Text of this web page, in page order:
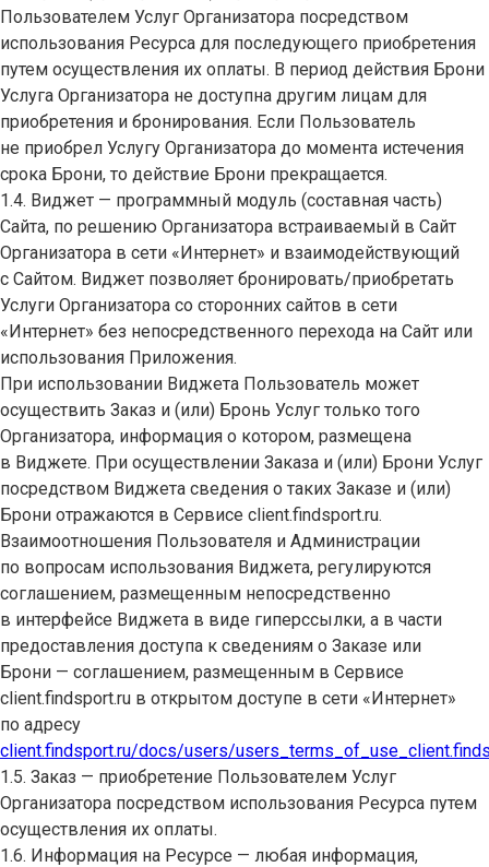
Пользователем Услуг Организатора посредством
использования Ресурса для последующего приобретения
путем осуществления их оплаты. В период действия Брони
Услуга Организатора не доступна другим лицам для
приобретения и бронирования. Если Пользователь
не приобрел Услугу Организатора до момента истечения
срока Брони, то действие Брони прекращается.
1.4. Виджет — программный модуль (составная часть)
Сайта, по решению Организатора встраиваемый в Сайт
Организатора в сети «Интернет» и взаимодействующий
с Сайтом. Виджет позволяет бронировать/приобретать
Услуги Организатора со сторонних сайтов в сети
«Интернет» без непосредственного перехода на Сайт или
использования Приложения.
При использовании Виджета Пользователь может
осуществить Заказ и (или) Бронь Услуг только того
Организатора, информация о котором, размещена
в Виджете. При осуществлении Заказа и (или) Брони Услуг
посредством Виджета сведения о таких Заказе и (или)
Брони отражаются в Сервисе client.findsport.ru.
Взаимоотношения Пользователя и Администрации
по вопросам использования Виджета, регулируются
соглашением, размещенным непосредственно
в интерфейсе Виджета в виде гиперссылки, а в части
предоставления доступа к сведениям о Заказе или
Брони — соглашением, размещенным в Сервисе
client.findsport.ru в открытом доступе в сети «Интернет»
по адресу
client.findsport.ru/docs/users/
1.5. Заказ — приобретение Пользователем Услуг
Организатора посредством использования Ресурса путем
осуществления их оплаты.
1.6. Информация на Ресурсе — любая информация,